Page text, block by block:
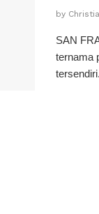
by
SAN
ternama